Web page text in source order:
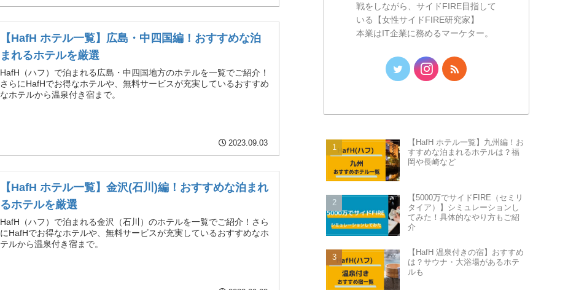
【HafH ホテル一覧】広島・中四国編！おすすめな泊
まれるホテルを厳選
HafH（ハフ）で泊まれる広島・中四国地方のホテルを一覧でご紹介！
さらにHafHでお得なホテルや、無料サービスが充実しているおすすめ
なホテルから温泉付き宿まで。
2023.09.03
【HafH ホテル一覧】金沢(石川)編！おすすめな泊まれ
るホテルを厳選
HafH（ハフ）で泊まれる金沢（石川）のホテルを一覧でご紹介！さら
にHafHでお得なホテルや、無料サービスが充実しているおすすめなホ
テルから温泉付き宿まで。
戦をしながら、サイドFIRE目指して
いる【女性サイドFIRE研究家】
本業はIT企業に務めるマーケター。
【HafH ホテル一覧】九州編！お
すすめな泊まれるホテルは？福
岡や長崎など
【5000万でサイドFIRE（セミリ
タイア）】シミュレーションし
てみた！具体的なやり方もご紹
介
【HafH 温泉付きの宿】おすすめ
は？サウナ・大浴場があるホテ
ルも